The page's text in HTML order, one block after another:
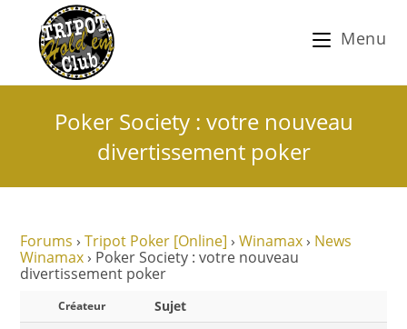
Menu
Poker Society : votre nouveau
divertissement poker
Forums › Tripot Poker [Online] › Winamax › News
Winamax › Poker Society : votre nouveau
divertissement poker
Créateur Sujet